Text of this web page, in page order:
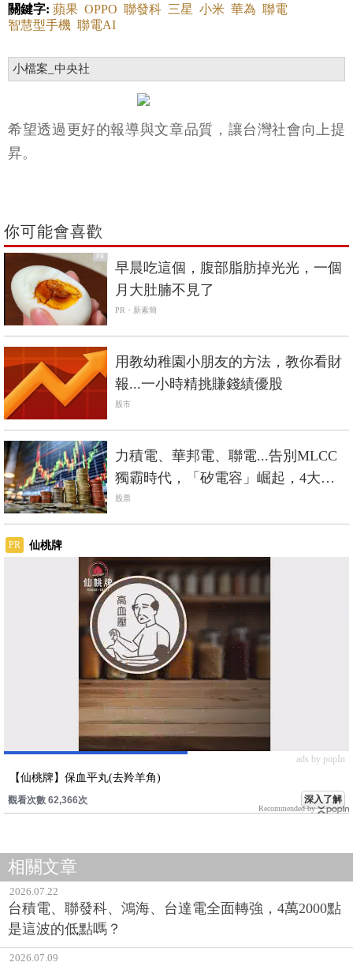
關鍵字: 蘋果 OPPO 聯發科 三星 小米 華為 聯電
智慧型手機 聯電AI
小檔案_中央社
希望透過更好的報導與文章品質，讓台灣社會向上提
昇。
你可能會喜歡
PR
早晨吃這個，腹部脂肪掉光光，一個
月大肚腩不見了
PR・新素簡
用教幼稚園小朋友的方法，教你看財
報...一小時精挑賺錢績優股
股市
力積電、華邦電、聯電...告別MLCC
獨霸時代，「矽電容」崛起，4大台
廠搶先機
股票
PR 仙桃牌
ads by popIn
【仙桃牌】保血平丸(去羚羊角)
觀看次數 62,366次 深入了解
Recommended by
相關文章
2026.07.22
台積電、聯發科、鴻海、台達電全面轉強，4萬2000點
是這波的低點嗎？
2026.07.09